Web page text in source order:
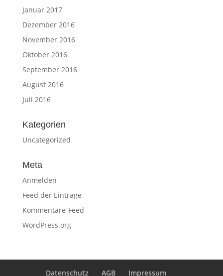
Januar 2017
Dezember 2016
November 2016
Oktober 2016
September 2016
August 2016
Juli 2016
Kategorien
Uncategorized
Meta
Anmelden
Feed der Einträge
Kommentare-Feed
WordPress.org
Datenschutz AGB Impressum